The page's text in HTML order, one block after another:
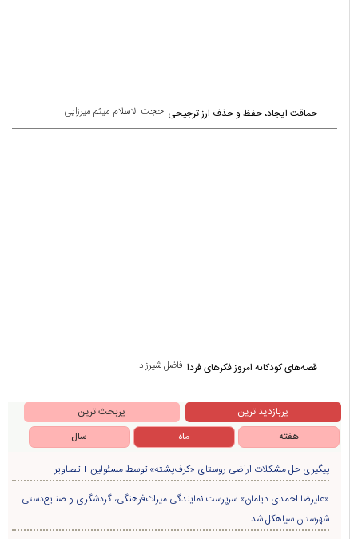
حجت الاسلام میثم میرزایی حماقت ایجاد، حفظ و حذف ارز ترجیحی
فاضل شیرزاد قصه‌های کودکانه امروز فکرهای فردا
پربازدید ترین
پربحث ترین
هفته
ماه سال
پیگیری حل مشکلات اراضی روستای «کرف‌پشته» توسط مسئولین + تصاویر
«علیرضا احمدی دیلمان» سرپرست نمایندگی میراث‌فرهنگی، گردشگری و صنایع‌دستی
شهرستان سیاهکل شد